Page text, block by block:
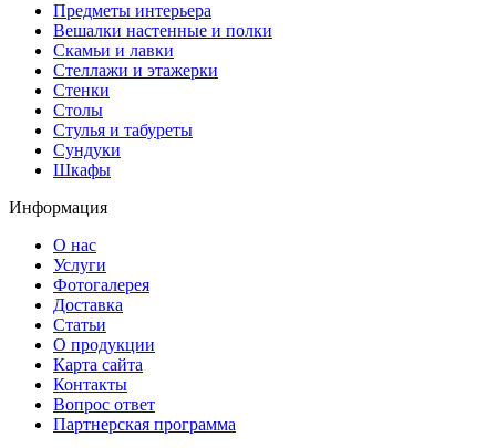
Предметы интерьера
Вешалки настенные и полки
Скамьи и лавки
Стеллажи и этажерки
Стенки
Столы
Стулья и табуреты
Сундуки
Шкафы
Информация
О нас
Услуги
Фотогалерея
Доставка
Статьи
О продукции
Карта сайта
Контакты
Вопрос ответ
Партнерская программа